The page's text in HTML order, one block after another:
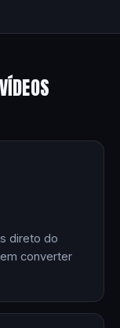
direto do
converter